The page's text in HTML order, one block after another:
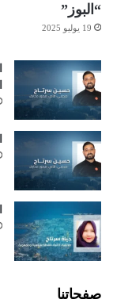
“البوز”
19 يوليو 2025
صفحاتنا